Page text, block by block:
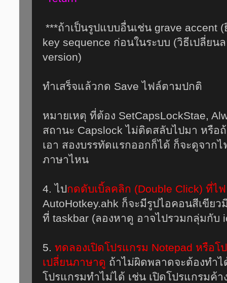
***ถ้าเป็นรูปแบบอื่นเช่น grave accent
key sequence ก่อนในระบบ (วิธีเปลี่ย
version)
ทำเสร็จแล้วกด Save ไฟล์ตามปกติ
หมายเหตุ ที่ต้อง SetCapsLockStae,
สถานะ Capslock ไม่ติดสลับไปมา หรือ
เอา สองบรรทัดแรกออกก็ได้ ก็จะดูจาก
ภาษาไหน
4. ไปกดดับเบิ้ลคลิก (Double Click) ที่ไ
AutoHotkey.ahk ก็จะมีรูปไอคอนสีเขีย
ที่ taskbar (ลองหาดู อาจไปรวมกลุ่มกับ
5. ทดลองเปิดโปรแกรม Notepad หรือ
เปลี่ยนภาษาดู ถ้าไม่ผิดพลาดจะต้องทำไ
โปรแกรมทำไม่ได้ เช่น เปิดโปรแกรมค้